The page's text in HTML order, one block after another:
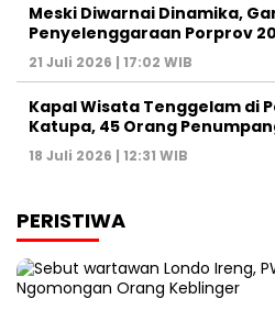
Meski Diwarnai Dinamika,
Penyelenggaraan Porprov
21 Juli 2026 | 17:02 WIB
Kapal Wisata Tenggelam di
Katupa, 45 Orang
18 Juli 2026 | 12:31 WIB
PERISTIWA